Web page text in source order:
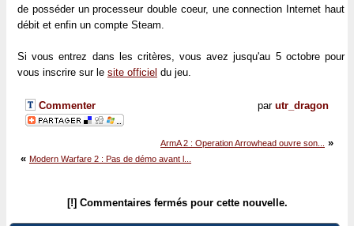
de posséder un processeur double coeur, une connection Internet haut
débit et enfin un compte Steam.
Si vous entrez dans les critères, vous avez jusqu'au 5 octobre pour
vous inscrire sur le site officiel du jeu.
par utr_dragon
Commenter
ArmA 2 : Operation Arrowhead ouvre son...
»
« Modern Warfare 2 : Pas de démo avant l...
[!] Commentaires fermés pour cette nouvelle.